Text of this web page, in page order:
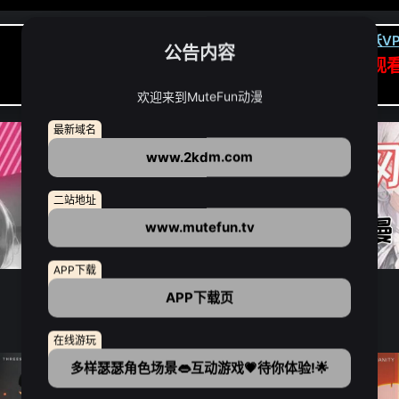
卡顿请翻墙(亚洲节点优先): 下载虎跃
APP高速专线可前往APP观
点我下载APP（仅安卓/苹果暂无）
公告内容
欢迎来到MuteFun动漫
最新域名
www.2kdm.com
二站地址
www.mutefun.tv
APP下载
APP下载页
在线游玩
多样瑟瑟角色场景👄互动游戏💗待你体验!🌟